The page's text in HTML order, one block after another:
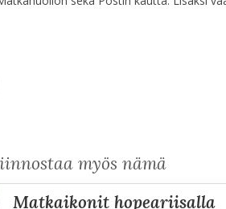
myös nämä
matkaikonit hopeariisalla